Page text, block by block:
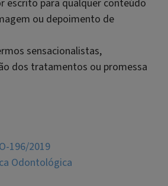
escrito para qualquer conteúdo
ou depoimento de
sensacionalistas,
dos tratamentos ou promessa
196/2019
Odontológica